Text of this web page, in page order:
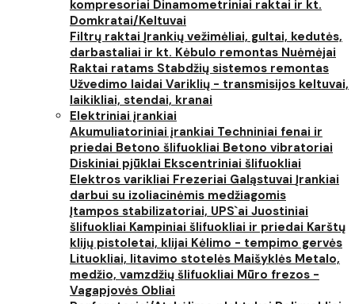
kompresoriai Dinamometriniai raktai ir kt.
Domkratai/Keltuvai
Filtrų raktai Įrankių vežimėliai, gultai, kedutės,
darbastaliai ir kt. Kėbulo remontas Nuėmėjai
Raktai ratams Stabdžių sistemos remontas
Užvedimo laidai Variklių - transmisijos keltuvai,
laikikliai, stendai, kranai
Elektriniai įrankiai
Akumuliatoriniai įrankiai Techniniai fenai ir
priedai Betono šlifuokliai Betono vibratoriai
Diskiniai pjūklai Ekscentriniai šlifuokliai
Elektros varikliai Frezeriai Galąstuvai Įrankiai
darbui su izoliacinėmis medžiagomis
Įtampos stabilizatoriai, UPS`ai Juostiniai
šlifuokliai Kampiniai šlifuokliai ir priedai Karštų
klijų pistoletai, klijai Kėlimo - tempimo gervės
Lituokliai, litavimo stotelės Maišyklės Metalo,
medžio, vamzdžių šlifuokliai Mūro frezos -
Vagapjovės Obliai